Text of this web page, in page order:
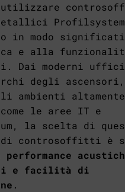
Profilsystem
in modo
e alla
Dai moderni
degli ascensori,
ambienti altamente
le aree IT e
la scelta di
controsoffitti è
performance
e facilità di
.